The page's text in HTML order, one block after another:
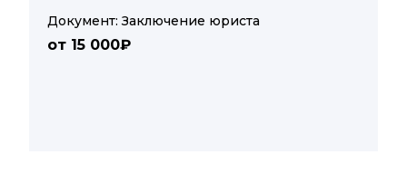
Документ: Заключение юриста
от 15 000₽